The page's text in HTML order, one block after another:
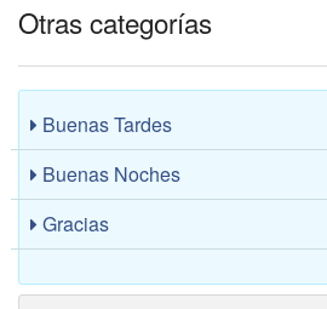
Otras categorías
Buenas Tardes
Buenas Noches
Gracias